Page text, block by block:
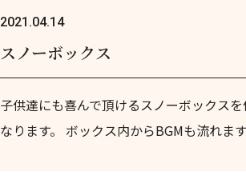
2021.04.14
スノーボックス
子供達にも喜んで頂けるスノーボックス
なります。 ボックス内からBGMも流れます